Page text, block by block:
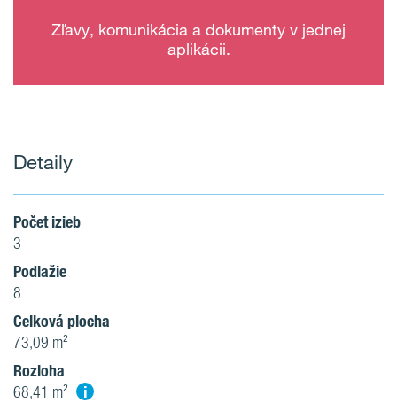
Zľavy, komunikácia a dokumenty v jednej
aplikácii.
Detaily
Počet izieb
3
Podlažie
8
Celková plocha
73,09 m²
Rozloha
68,41 m² i